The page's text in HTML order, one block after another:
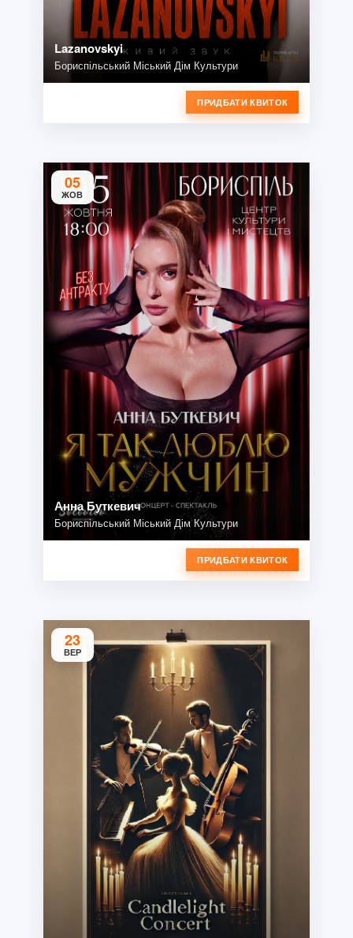
Lazanovskyi
Бориспільський Міський Дім Культури
ПРИДБАТИ КВИТОК
05
ЖОВ
Анна Буткевич
Бориспільський Міський Дім Культури
ПРИДБАТИ КВИТОК
23
ВЕР